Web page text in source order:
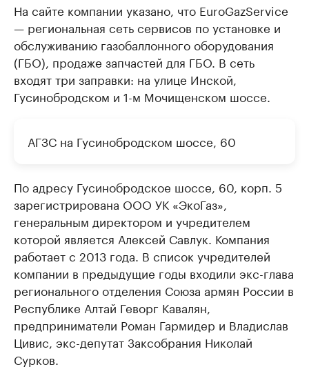
На сайте компании указано, что EuroGazService
— региональная сеть сервисов по установке и
обслуживанию газобаллонного оборудования
(ГБО), продаже запчастей для ГБО. В сеть
входят три заправки: на улице Инской,
Гусинобродском и 1-м Мочищенском шоссе.
АГЗС на Гусинобродском шоссе, 60
По адресу Гусинобродское шоссе, 60, корп. 5
зарегистрирована ООО УК «ЭкоГаз»,
генеральным директором и учредителем
которой является Алексей Савлук. Компания
работает с 2013 года. В список учредителей
компании в предыдущие годы входили экс-глава
регионального отделения Союза армян России в
Республике Алтай Геворг Кавалян,
предприниматели Роман Гармидер и Владислав
Цивис, экс-депутат Заксобрания Николай
Сурков.